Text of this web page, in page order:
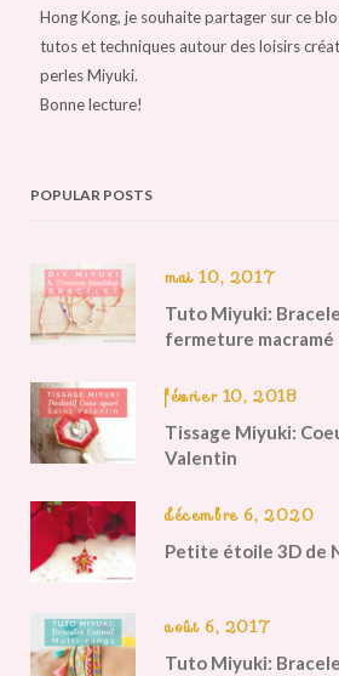
Hong Kong, je souhaite partager sur ce
tutos et techniques autour des loisirs
perles Miyuki.
Bonne lecture!
POPULAR POSTS
mai 10, 2017
Tuto Miyuki:
fermeture macramé
février 10, 2018
Tissage Miyuki:
Valentin
décembre 6, 2020
Petite étoile 3D de
août 6, 2017
Tuto Miyuki: